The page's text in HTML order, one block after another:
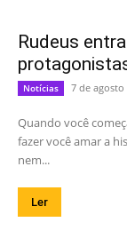
Rudeus
Notícias 7 de agosto
Quando você
fazer você amar a
nem...
Ler